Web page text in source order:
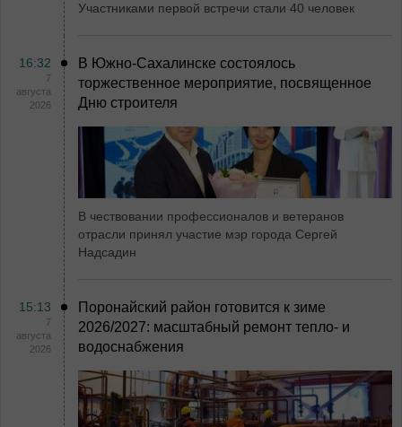
Участниками первой встречи стали 40 человек
16:32
7
августа
2026
В Южно-Сахалинске состоялось
торжественное мероприятие, посвященное
Дню строителя
В чествовании профессионалов и ветеранов
отрасли принял участие мэр города Сергей
Надсадин
15:13
7
августа
2026
Поронайский район готовится к зиме
2026/2027: масштабный ремонт тепло- и
водоснабжения